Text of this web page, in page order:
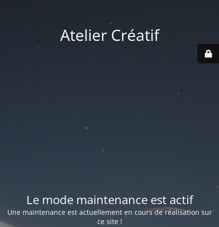
Atelier Créatif
Le mode maintenance est actif
Une maintenance est actuellement en cours de réalisation sur
ce site !